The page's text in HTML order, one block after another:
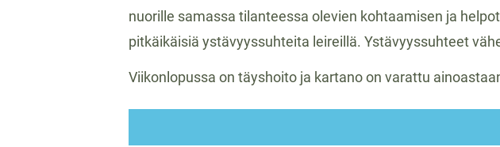
nuorille samassa tilanteessa olevien kohtaamisen ja
pitkäikäisiä ystävyyssuhteita leireillä. Ystävyyssuhteet
Viikonlopussa on täyshoito ja kartano on varattu